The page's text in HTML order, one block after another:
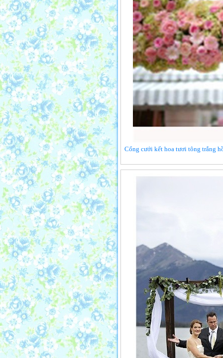
Cổng cưới kết hoa tươi tông trắng